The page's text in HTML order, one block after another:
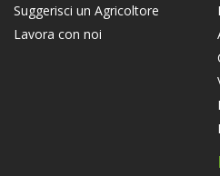
Suggerisci un Agricoltore
Lavora con noi